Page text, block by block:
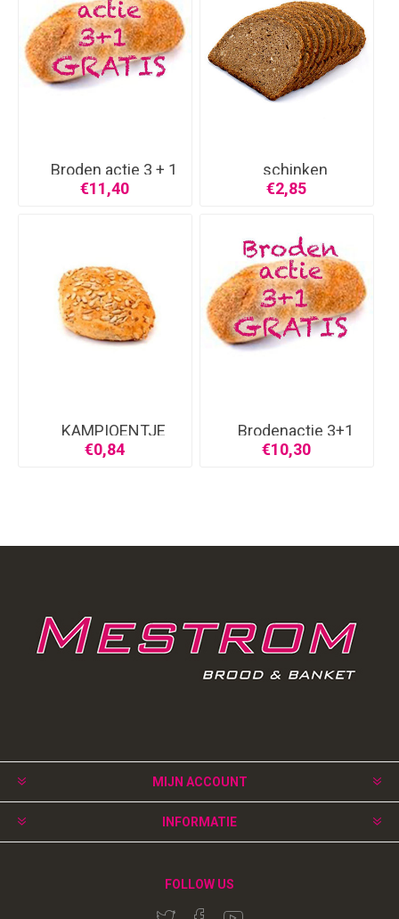
Broden actie 3 + 1
g
€11,40
schinken
€2,85
KAMPIOENTJE
€0,84
Brodenactie 3+1
grat
€10,30
MIJN ACCOUNT
INFORMATIE
FOLLOW US